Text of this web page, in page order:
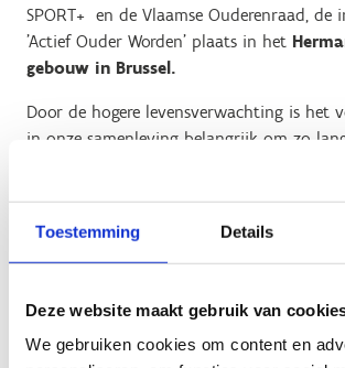
Toestemming Details
Deze website maakt gebruik van
We gebruiken cookies om content en
SPORT+ en de Vlaamse Ouderenraad, de
'Actief Ouder Worden' plaats in het
gebouw in Brussel.
Door de hogere levensverwachting is het
in onze samenleving belangrijk om zo
actief te blijven. Sport en beweging
essentiële rol. Maar hoe zorg je ervoor dat
beleidsmaker, organisator in om iedereen
te laten worden?
Tijdens tal van sessies deelden we heel wat
goede praktijken. Bekijk hieronder de